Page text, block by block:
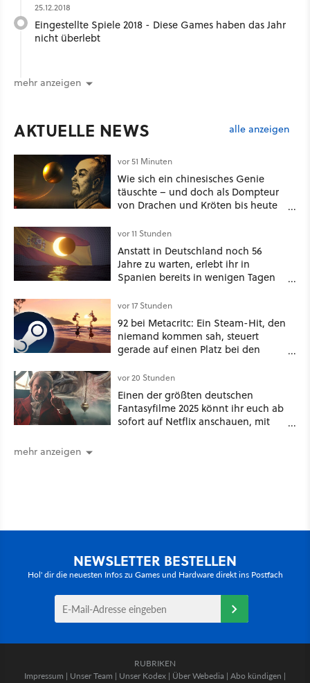
25.12.2018
Eingestellte Spiele 2018 - Diese Games haben das Jahr
nicht überlebt
mehr anzeigen
AKTUELLE NEWS alle anzeigen
vor 51 Minuten
Wie sich ein chinesisches Genie
täuschte – und doch als Dompteur
von Drachen und Kröten bis heute
vor 11 Stunden
Anstatt in Deutschland noch 56
Jahre zu warten, erlebt ihr in
Spanien bereits in wenigen Tagen
vor 17 Stunden
92 bei Metacritc: Ein Steam-Hit, den
niemand kommen sah, steuert
gerade auf einen Platz bei den
vor 20 Stunden
Einen der größten deutschen
Fantasyfilme 2025 könnt ihr euch ab
sofort auf Netflix anschauen, mit
mehr anzeigen
NEWSLETTER BESTELLEN
Hol' dir die neuesten Infos zu Games und Hardware direkt ins Postfach
RUBRIKEN
Impressum | Unser Team | Unser Kodex | Über Webedia | Abo kündigen |